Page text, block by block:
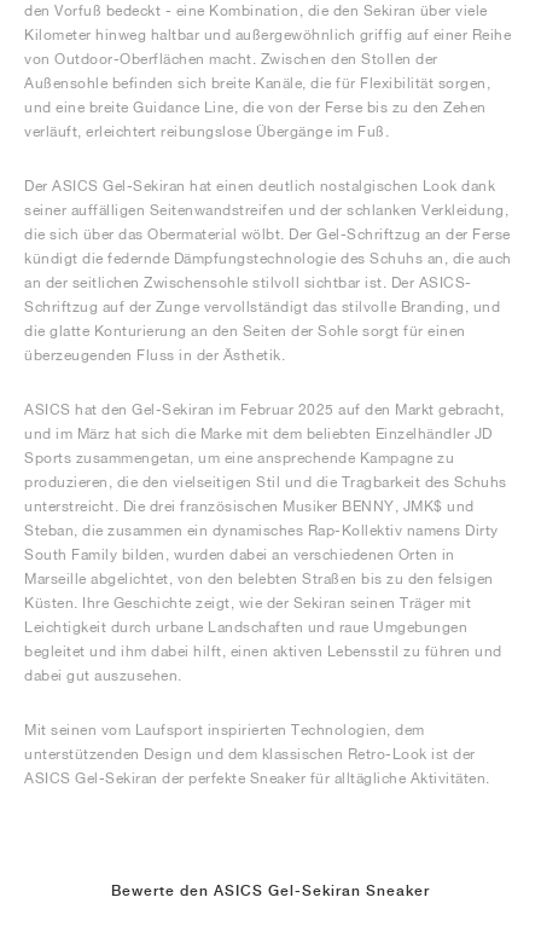
den Vorfuß bedeckt - eine Kombination, die den Sekiran über viele
Kilometer hinweg haltbar und außergewöhnlich griffig auf einer Reihe
von Outdoor-Oberflächen macht. Zwischen den Stollen der
Außensohle befinden sich breite Kanäle, die für Flexibilität sorgen,
und eine breite Guidance Line, die von der Ferse bis zu den Zehen
verläuft, erleichtert reibungslose Übergänge im Fuß.
Der ASICS Gel-Sekiran hat einen deutlich nostalgischen Look dank
seiner auffälligen Seitenwandstreifen und der schlanken Verkleidung,
die sich über das Obermaterial wölbt. Der Gel-Schriftzug an der Ferse
kündigt die federnde Dämpfungstechnologie des Schuhs an, die auch
an der seitlichen Zwischensohle stilvoll sichtbar ist. Der ASICS-
Schriftzug auf der Zunge vervollständigt das stilvolle Branding, und
die glatte Konturierung an den Seiten der Sohle sorgt für einen
überzeugenden Fluss in der Ästhetik.
ASICS hat den Gel-Sekiran im Februar 2025 auf den Markt gebracht,
und im März hat sich die Marke mit dem beliebten Einzelhändler JD
Sports zusammengetan, um eine ansprechende Kampagne zu
produzieren, die den vielseitigen Stil und die Tragbarkeit des Schuhs
unterstreicht. Die drei französischen Musiker BENNY, JMK$ und
Steban, die zusammen ein dynamisches Rap-Kollektiv namens Dirty
South Family bilden, wurden dabei an verschiedenen Orten in
Marseille abgelichtet, von den belebten Straßen bis zu den felsigen
Küsten. Ihre Geschichte zeigt, wie der Sekiran seinen Träger mit
Leichtigkeit durch urbane Landschaften und raue Umgebungen
begleitet und ihm dabei hilft, einen aktiven Lebensstil zu führen und
dabei gut auszusehen.
Mit seinen vom Laufsport inspirierten Technologien, dem
unterstützenden Design und dem klassischen Retro-Look ist der
ASICS Gel-Sekiran der perfekte Sneaker für alltägliche Aktivitäten.
Bewerte den ASICS Gel-Sekiran Sneaker